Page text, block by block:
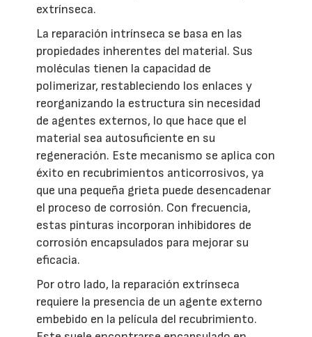
extrínseca.
La reparación intrínseca se basa en las
propiedades inherentes del material. Sus
moléculas tienen la capacidad de
polimerizar, restableciendo los enlaces y
reorganizando la estructura sin necesidad
de agentes externos, lo que hace que el
material sea autosuficiente en su
regeneración. Este mecanismo se aplica con
éxito en recubrimientos anticorrosivos, ya
que una pequeña grieta puede desencadenar
el proceso de corrosión. Con frecuencia,
estas pinturas incorporan inhibidores de
corrosión encapsulados para mejorar su
eficacia.
Por otro lado, la reparación extrínseca
requiere la presencia de un agente externo
embebido en la película del recubrimiento.